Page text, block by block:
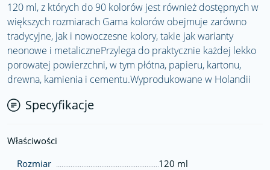
120 ml, z których do 90 kolorów jest również dostępnych w
większych rozmiarach Gama kolorów obejmuje zarówno
tradycyjne, jak i nowoczesne kolory, takie jak warianty
neonowe i metalicznePrzylega do praktycznie każdej lekko
porowatej powierzchni, w tym płótna, papieru, kartonu,
drewna, kamienia i cementu.Wyprodukowane w Holandii
Specyfikacje
Właściwości
Rozmiar
120 ml